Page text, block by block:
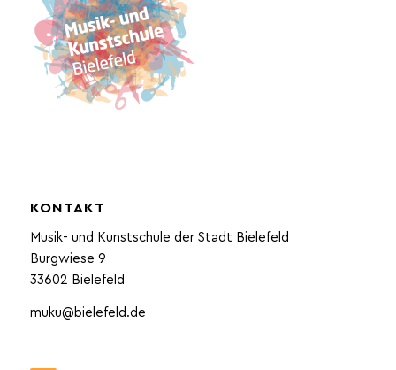
KONTAKT
Musik- und Kunstschule der Stadt Bielefeld
Burgwiese 9
33602 Bielefeld
muku@bielefeld.de